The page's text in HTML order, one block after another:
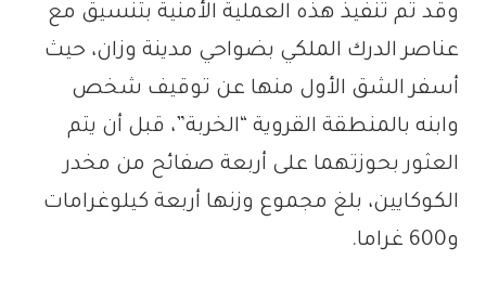
وقد تم تنفيذ هذه العملية الأمنية بتنسيق مع
عناصر الدرك الملكي بضواحي مدينة وزان، حيث
أسفر الشق الأول منها عن توقيف شخص
وابنه بالمنطقة القروية “الخربة”، قبل أن يتم
العثور بحوزتهما على أربعة صفائح من مخدر
الكوكايين، بلغ مجموع وزنها أربعة كيلوغرامات
و600 غراما.